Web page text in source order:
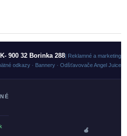
900 32 Borinka 288| Reklamné a
odkazy · Bannery · Odšťavovače Angel Juicer
🍏